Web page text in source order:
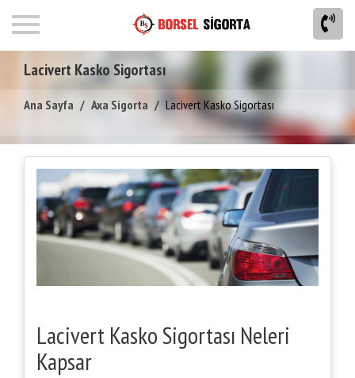
Lacivert Kasko Sigortası
Ana Sayfa Axa Sigorta Lacivert Kasko Sigortası
Lacivert Kasko Sigortası Neleri
Kapsar